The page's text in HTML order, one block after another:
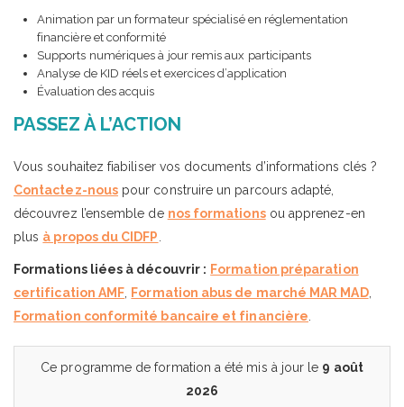
Animation par un formateur spécialisé en réglementation
financière et conformité
Supports numériques à jour remis aux participants
Analyse de KID réels et exercices d’application
Évaluation des acquis
PASSEZ À L’ACTION
Vous souhaitez fiabiliser vos documents d’informations clés ?
Contactez-nouspour construire un parcours adapté,
découvrez l’ensemble de nos formationsou apprenez-en
plus à propos du CIDFP
Formations liées à découvrir : Formation préparation
certification AMF
Formation abus de marché MAR MAD,
Formation conformité bancaire et financière
Ce programme de formation a été mis à jour le 9 août
2026